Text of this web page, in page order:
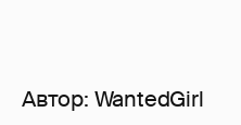
Автор: WantedGirl